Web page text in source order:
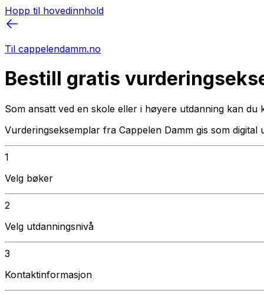
Hopp til hovedinnhold
Til cappelendamm.no
Bestill gratis
Som ansatt ved en skole eller i høyere utdanning kan
Vurderingseksemplar fra Cappelen Damm gis som digital
1
Velg bøker
2
Velg utdanningsnivå
3
Kontaktinformasjon